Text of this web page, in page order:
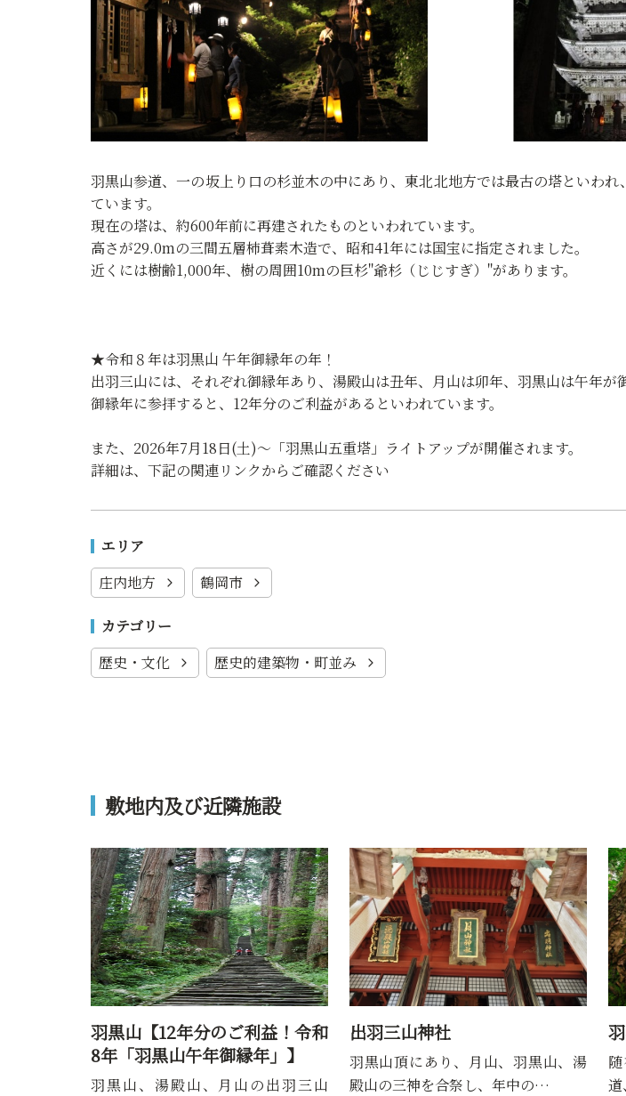
羽黒山参道、一の坂上り口の杉並木の中にあり、東北北地方では最古の塔といわ
ています。
現在の塔は、約600年前に再建されたものといわれています。
高さが29.0mの三間五層柿葺素木造で、昭和41年には国宝に指定されました。
近くには樹齢1,000年、樹の周囲10mの巨杉"爺杉（じじすぎ）"があります。
★令和８年は羽黒山 午年御縁年の年！
出羽三山には、それぞれ御縁年あり、湯殿山は丑年、月山は卯年、羽黒山は午年が
御縁年に参拝すると、12年分のご利益があるといわれています。
また、2026年7月18日(土)～「羽黒山五重塔」ライトアップが開催されます。
詳細は、下記の関連リンクからご確認ください
エリア
庄内地方
鶴岡市
カテゴリー
歴史・文化
歴史的建築物・町並み
敷地内及び近隣施設
羽黒山【12年分のご利益！令和
8年「羽黒山午年御縁年」】
羽黒山、湯殿山、月山の出羽三山
出羽三山神社
羽黒山頂にあり、月山、羽黒山、湯
殿山の三神を合祭し、年中の…